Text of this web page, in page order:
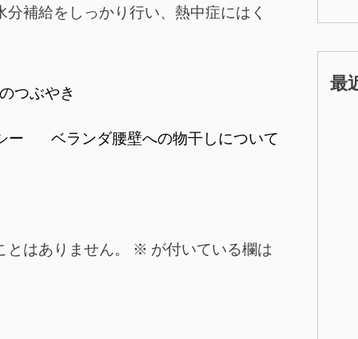
補給をしっかり行い、熱中症にはく
つぶやき
ー ベランダ腰壁への物干しについて
はありません。 ※ が付いている欄は
最